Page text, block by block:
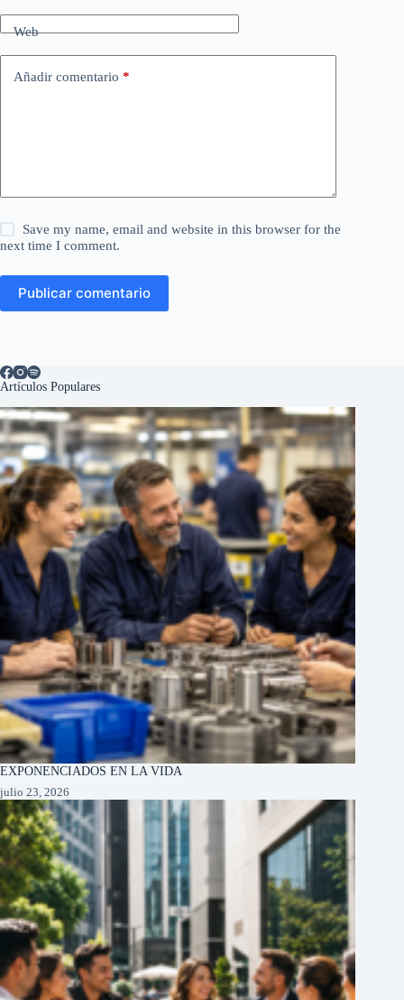
Web
Añadir comentario *
Save my name, email and website in this browser for the
next time I comment.
Publicar comentario
Artículos Populares
EXPONENCIADOS EN LA VIDA
julio 23, 2026